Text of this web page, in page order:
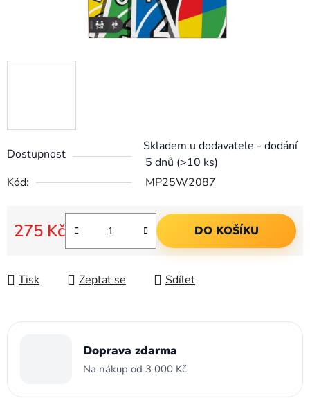
Dostupnost
Skladem u dodavatele - dodání
5 dnů (>10 ks)
Kód:
MP25W2087
275 Kč
Měrná cena:
DO KOŠÍKU
Tisk Zeptat se Sdílet
Doprava zdarma
Na nákup od 3 000 Kč